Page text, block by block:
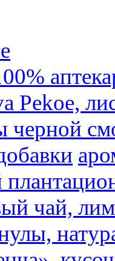
Pekoe,
черной
чай,